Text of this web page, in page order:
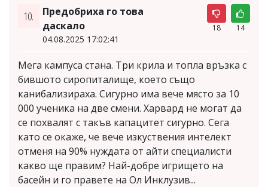
10.
Предобриха го това
даскало
04.08.2025 17:02:41
18 14
Мега кампуса стана. Три крила и топла връзка с
бившото сиропиталище, което също
канибализираха. Сигурно има вече място за 10
000 ученика на две смени. Харвард не могат да
се похвалят с такъв капацитет сигурно. Сега
като се окаже, че вече изкуствения интелект
отменя на 90% нуждата от айти специалисти
какво ще правим? Най-добре игрището на
басейн и го правете на Ол Инклузив...